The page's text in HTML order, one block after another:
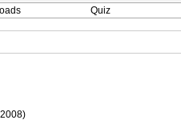
Quiz